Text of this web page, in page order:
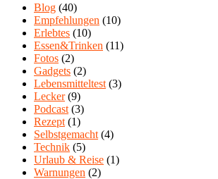
Blog (40)
Empfehlungen (10)
Erlebtes (10)
Essen&Trinken (11)
Fotos (2)
Gadgets (2)
Lebensmitteltest (3)
Lecker(9)
Podcast (3)
Rezept (1)
Selbstgemacht (4)
Technik (5)
Urlaub & Reise (1)
Warnungen (2)